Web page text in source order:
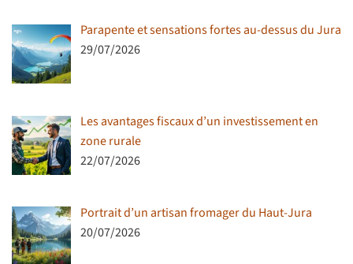
Parapente et sensations fortes au-dessus du Jura
29/07/2026
Les avantages fiscaux d’un investissement en
zone rurale
22/07/2026
Portrait d’un artisan fromager du Haut-Jura
20/07/2026